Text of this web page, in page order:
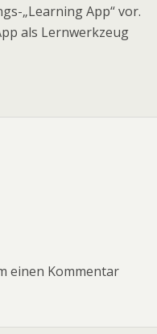
„Learning App“ vor.
als Lernwerkzeug
einen Kommentar